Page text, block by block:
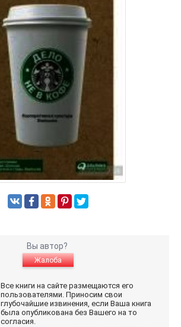
Вы автор?
Жалоба
Все книги на сайте размещаются его
пользователями. Приносим свои
глубочайшие извинения, если Ваша книга
была опубликована без Вашего на то
согласия.